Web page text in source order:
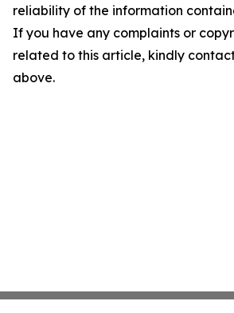
reliability of the information
If you have any complaints or
related to this article, kindly
above.